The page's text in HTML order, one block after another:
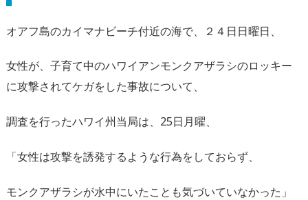
オアフ島のカイマナビーチ付近の海で、２４日日曜日、
女性が、子育て中のハワイアンモンクアザラシのロッキー
に攻撃されてケガをした事故について、
調査を行ったハワイ州当局は、25日月曜、
「女性は攻撃を誘発するような行為をしておらず、
モンクアザラシが水中にいたことも気づいていなかった」